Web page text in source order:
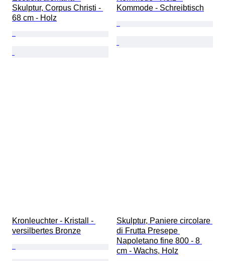
Skulptur, Corpus Christi -
68 cm - Holz
Kommode - Schreibtisch
Kronleuchter - Kristall -
versilbertes Bronze
Skulptur, Paniere circolare
di Frutta Presepe
Napoletano fine 800 - 8
cm - Wachs, Holz